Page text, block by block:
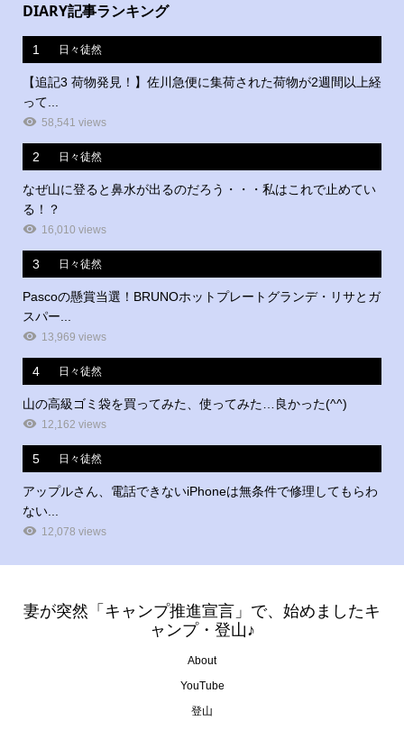
DIARY記事ランキング
1 日々徒然
【追記3 荷物発見！】佐川急便に集荷された荷物が2週間以上経
って...
58,541 views
2 日々徒然
なぜ山に登ると鼻水が出るのだろう・・・私はこれで止めてい
る！？
16,010 views
3 日々徒然
Pascoの懸賞当選！BRUNOホットプレートグランデ・リサとガ
スパー...
13,969 views
4 日々徒然
山の高級ゴミ袋を買ってみた、使ってみた…良かった(^^)
12,162 views
5 日々徒然
アップルさん、電話できないiPhoneは無条件で修理してもらわ
ない...
12,078 views
妻が突然「キャンプ推進宣言」で、始めましたキ
ャンプ・登山♪
About
YouTube
登山